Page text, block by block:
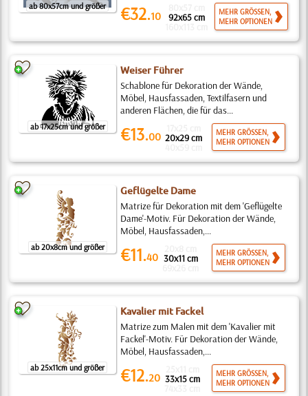
ab 80x57cm und größer €32.10 92x65 cm
MEHR GRÖSSEN,
MEHR OPTIONEN
ab 17x25cm und größer
Weiser Führer
Schablone für Dekoration der Wände,
Möbel, Hausfassaden, Textilfasern und
anderen Flächen, die für das...
€13.00 20x29 cm
MEHR GRÖSSEN,
MEHR OPTIONEN
ab 20x8cm und größer
Geflügelte Dame
Matrize für Dekoration mit dem 'Geflügelte
Dame'-Motiv. Für Dekoration der Wände,
Möbel, Hausfassaden,...
€11.40 30x11 cm
MEHR GRÖSSEN,
MEHR OPTIONEN
ab 25x11cm und größer
Kavalier mit Fackel
Matrize zum Malen mit dem 'Kavalier mit
Fackel'-Motiv. Für Dekoration der Wände,
Möbel, Hausfassaden,...
€12.20 33x15 cm
MEHR GRÖSSEN,
MEHR OPTIONEN